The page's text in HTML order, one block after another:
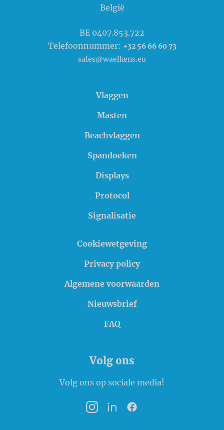
België
BE 0407.853.722
Telefoonnummer: +32 56 66 60 73
sales@waelkens.eu
Vlaggen
Masten
Beachvlaggen
Spandoeken
Displays
Protocol
Signalisatie
Cookiewetgeving
Privacy policy
Algemene voorwaarden
Nieuwsbrief
FAQ
Volg ons
Volg ons op sociale media!
InstagramLinkedInFacebook